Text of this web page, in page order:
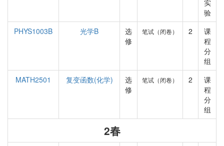
实
验
PHYS1003B
光学B
选
修
笔试（闭卷） 2
课
程
分
组
MATH2501
复变函数(化学)
选
修
笔试（闭卷） 2
课
程
分
组
2春